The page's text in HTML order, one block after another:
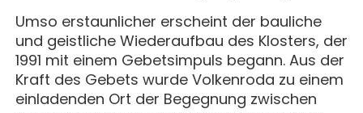
Umso erstaunlicher erscheint der bauliche
und geistliche Wiederaufbau des Klosters, der
1991 mit einem Gebetsimpuls begann. Aus der
Kraft des Gebets wurde Volkenroda zu einem
einladenden Ort der Begegnung zwischen